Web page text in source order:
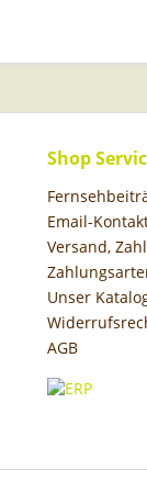
Shop
Email-
Versand,
Unser
AGB